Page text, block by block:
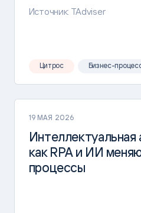
Источник: TAdviser
Цитрос Бизнес-
19 МАЯ 2026
Интеллектуальная
как RPA и ИИ
процессы